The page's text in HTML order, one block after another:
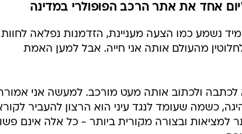
כתבו לנו
אחד את אתר הרכב הפופולרי במדינה
מיד נשמע כמו הצעה מעניינת, הזדמנות נפלאה
מהעולם אותה אני חייה. אבל למען האמת
לכתבה ולכתוב אותה מעט מורכב. למעשה אני
כשמה שעומד לנגד עיני הוא הרצון להעביר
למציאות ובצורה מקורית ביותר - כל אלה אינם